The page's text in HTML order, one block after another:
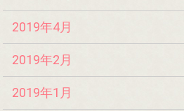
2019年4月
2019年2月
2019年1月